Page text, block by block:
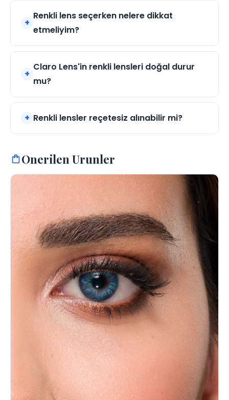
Renkli lens seçerken nelere dikkat
etmeliyim?
Claro Lens'in renkli lensleri doğal durur
mu?
Renkli lensler reçetesiz alınabilir mi?
Onerilen Urunler